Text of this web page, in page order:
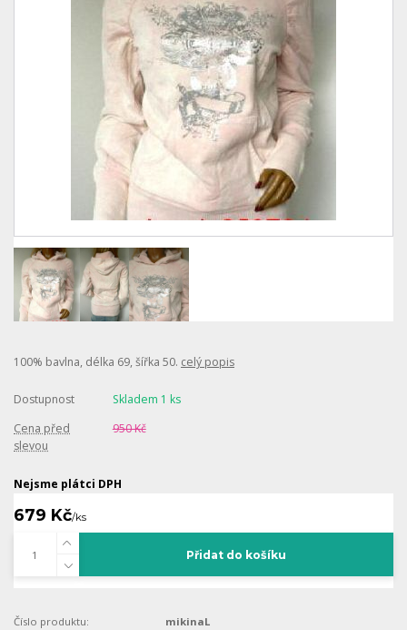
100% bavlna, délka 69, šířka 50. celý popis
Dostupnost
Skladem 1 ks
Cena před
slevou
950 Kč
Nejsme plátci DPH
679 Kč/ks
Přidat do košíku
Číslo produktu:
mikinaL